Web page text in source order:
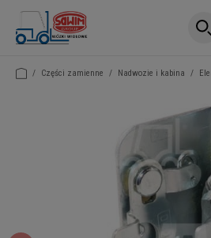
/ Części zamienne / Nadwozie i kabina /